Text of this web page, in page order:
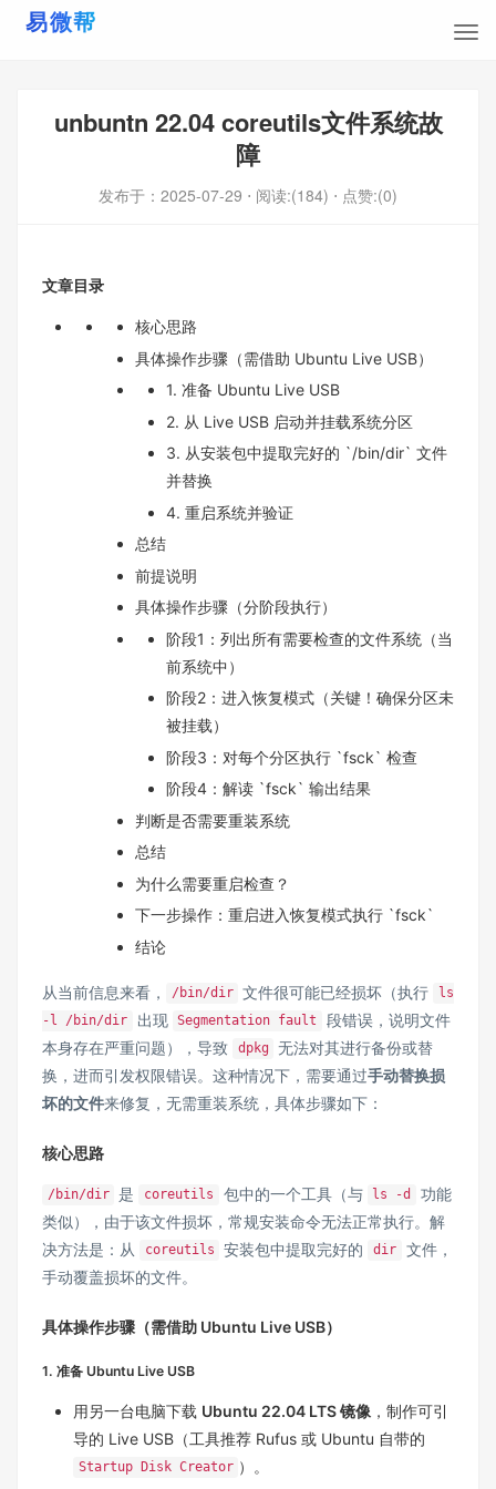
unbuntn 22.04 coreutils文件系统故
障
发布于： 2025-07-29 ⋅ 阅读:(184) ⋅ 点赞:(0)
文章目录
核心思路
具体操作步骤（需借助 Ubuntu Live USB）
1. 准备 Ubuntu Live USB
2. 从 Live USB 启动并挂载系统分区
3. 从安装包中提取完好的 `/bin/dir` 文件
并替换
4. 重启系统并验证
总结
前提说明
具体操作步骤（分阶段执行）
阶段1：列出所有需要检查的文件系统（当
前系统中）
阶段2：进入恢复模式（关键！确保分区未
被挂载）
阶段3：对每个分区执行 `fsck` 检查
阶段4：解读 `fsck` 输出结果
判断是否需要重装系统
总结
为什么需要重启检查？
下一步操作：重启进入恢复模式执行 `fsck`
结论
从当前信息来看， /bin/dir 文件很可能已经损坏（执行
ls
-l /bin/dir
出现 Segmentation fault
段错误，说明文件
本身存在严重问题），导致
dpkg
无法对其进行备份或替
换，进而引发权限错误。这种情况下，需要通过手动替换损
坏的文件来修复，无需重装系统，具体步骤如下：
核心思路
/bin/dir 是 coreutils 包中的一个工具（与 ls -d
功能
类似），由于该文件损坏，常规安装命令无法正常执行。解
决方法是：从
coreutils 安装包中提取完好的 dir
文件，
手动覆盖损坏的文件。
具体操作步骤（需借助 Ubuntu Live USB）
1. 准备 Ubuntu Live USB
用另一台电脑下载 Ubuntu 22.04 LTS 镜像 ，制作可引
导的 Live USB（工具推荐 Rufus 或 Ubuntu 自带的
Startup Disk Creator ）。